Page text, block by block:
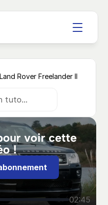
Land Rover Freelander II
tuto...
voir cette
!
02:45